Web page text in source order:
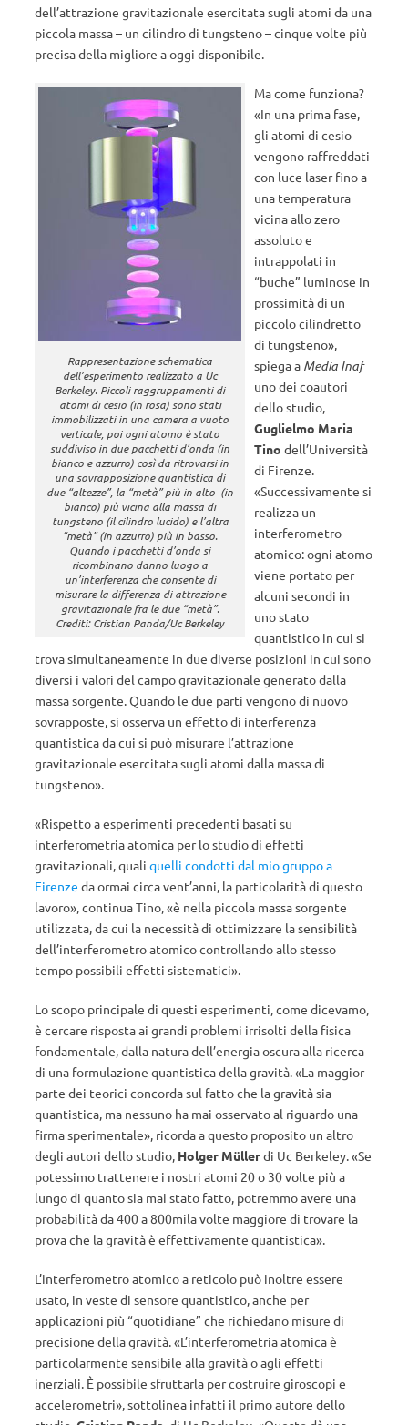
dell’attrazione gravitazionale esercitata sugli atomi da una
piccola massa – un cilindro di tungsteno – cinque volte più
precisa della migliore a oggi disponibile.
Rappresentazione schematica
dell’esperimento realizzato a Uc
Berkeley. Piccoli raggruppamenti di
atomi di cesio (in rosa) sono stati
immobilizzati in una camera a vuoto
verticale, poi ogni atomo è stato
suddiviso in due pacchetti d’onda (in
bianco e azzurro) così da ritrovarsi in
una sovrapposizione quantistica di
due “altezze”, la “metà” più in alto (in
bianco) più vicina alla massa di
tungsteno (il cilindro lucido) e l’altra
“metà” (in azzurro) più in basso.
Quando i pacchetti d’onda si
ricombinano danno luogo a
un’interferenza che consente di
misurare la differenza di attrazione
gravitazionale fra le due “metà”.
Crediti: Cristian Panda/Uc Berkeley
Ma come funziona?
«In una prima fase,
gli atomi di cesio
vengono raffreddati
con luce laser fino a
una temperatura
vicina allo zero
assoluto e
intrappolati in
“buche” luminose in
prossimità di un
piccolo cilindretto
di tungsteno»,
spiega a Media Inaf
uno dei coautori
dello studio,
Guglielmo Maria
Tino dell’Università
di Firenze.
«Successivamente si
realizza un
interferometro
atomico: ogni atomo
viene portato per
alcuni secondi in
uno stato
quantistico in cui si
trova simultaneamente in due diverse posizioni in cui sono
diversi i valori del campo gravitazionale generato dalla
massa sorgente. Quando le due parti vengono di nuovo
sovrapposte, si osserva un effetto di interferenza
quantistica da cui si può misurare l’attrazione
gravitazionale esercitata sugli atomi dalla massa di
tungsteno».
«Rispetto a esperimenti precedenti basati su
interferometria atomica per lo studio di effetti
gravitazionali, quali quelli condotti dal mio gruppo a
Firenze da ormai circa vent’anni, la particolarità di questo
lavoro», continua Tino, «è nella piccola massa sorgente
utilizzata, da cui la necessità di ottimizzare la sensibilità
dell’interferometro atomico controllando allo stesso
tempo possibili effetti sistematici».
Lo scopo principale di questi esperimenti, come dicevamo,
è cercare risposta ai grandi problemi irrisolti della fisica
fondamentale, dalla natura dell’energia oscura alla ricerca
di una formulazione quantistica della gravità. «La maggior
parte dei teorici concorda sul fatto che la gravità sia
quantistica, ma nessuno ha mai osservato al riguardo una
firma sperimentale», ricorda a questo proposito un altro
degli autori dello studio, Holger Müllerdi Uc Berkeley. «Se
potessimo trattenere i nostri atomi 20 o 30 volte più a
lungo di quanto sia mai stato fatto, potremmo avere una
probabilità da 400 a 800mila volte maggiore di trovare la
prova che la gravità è effettivamente quantistica».
L’interferometro atomico a reticolo può inoltre essere
usato, in veste di sensore quantistico, anche per
applicazioni più “quotidiane” che richiedano misure di
precisione della gravità. «L’interferometria atomica è
particolarmente sensibile alla gravità o agli effetti
inerziali. È possibile sfruttarla per costruire giroscopi e
accelerometri», sottolinea infatti il primo autore dello